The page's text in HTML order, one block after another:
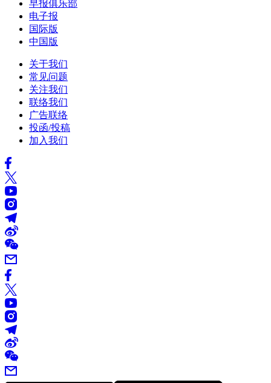
早报俱乐部
电子报
国际版
中国版
关于我们
常见问题
关注我们
联络我们
广告联络
投函/投稿
加入我们